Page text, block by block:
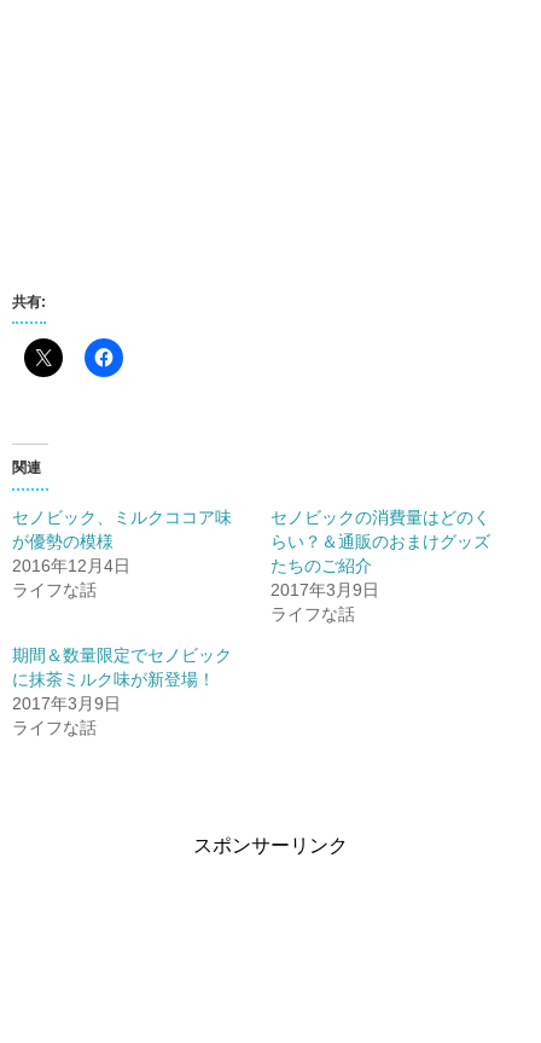
共有:
関連
セノビック、ミルクココア味
が優勢の模様
2016年12月4日
ライフな話
セノビックの消費量はどのく
らい？＆通販のおまけグッズ
たちのご紹介
2017年3月9日
ライフな話
期間＆数量限定でセノビック
に抹茶ミルク味が新登場！
2017年3月9日
ライフな話
スポンサーリンク